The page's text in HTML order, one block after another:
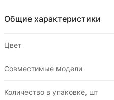
Общие характеристики
Цвет
Совместимые модели
Количество в упаковке, шт